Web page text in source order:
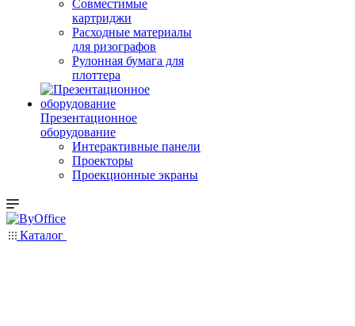
Совместимые
картриджи
Расходные материалы
для ризографов
Рулонная бумага для
плоттера
Презентационное
оборудование
Интерактивные панели
Проекторы
Проекционные экраны
Каталог